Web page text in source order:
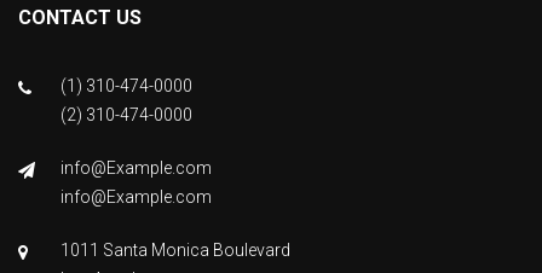
CONTACT US
(1) 310-474-0000
(2) 310-474-0000
info@Example.com
info@Example.com
1011 Santa Monica Boulevard